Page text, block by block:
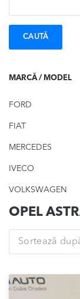
MARCĂ / MODEL
FORD
FIAT
MERCEDES
IVECO
VOLKSWAGEN
OPEL
Sortează